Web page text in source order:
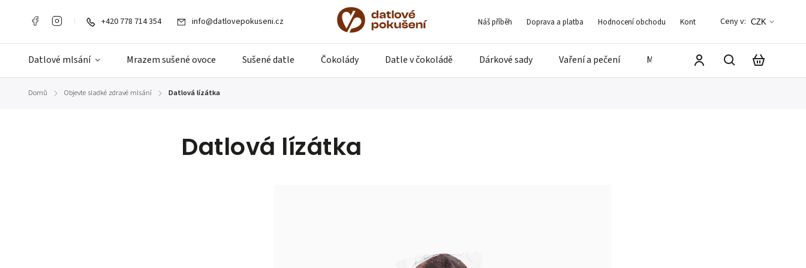
+420 778 714 354 info@datlovepokuseni.cz Náš příběh Doprava a platba Hodnocení obchodu Kontakt Blog Často kladené
Ceny v: CZK
Datlové mlsání Mrazem sušené ovoce Sušené datle Čokolády Datle v čokoládě Dárkové sady Vaření a pečení Mandle a ořechy ⭐️ Zvýhodněné
Domů / Objevte sladké zdravé mlsání / Datlová lízátka
Datlová lízátka